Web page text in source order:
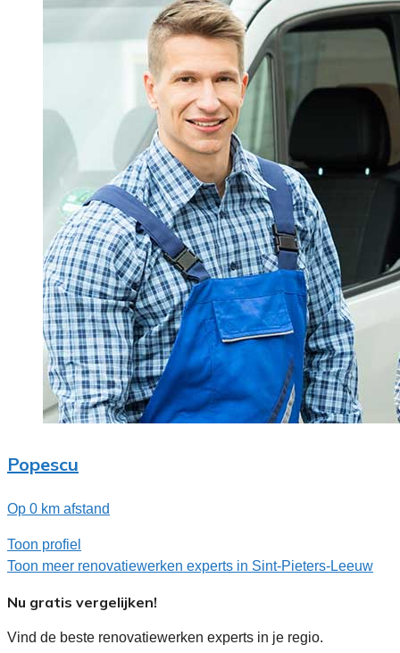
Popescu
Op 0 km afstand
Toon profiel
Toon meer renovatiewerken experts in Sint-Pieters-Leeuw
Nu gratis vergelijken!
Vind de beste renovatiewerken experts in je regio.